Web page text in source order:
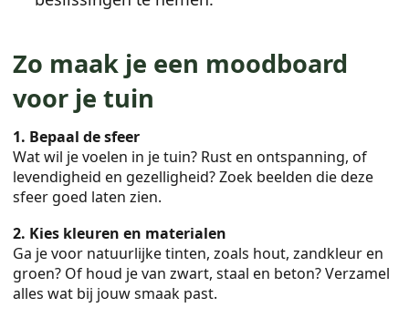
Zo maak je een moodboard
voor je tuin
1. Bepaal de sfeer
Wat wil je voelen in je tuin? Rust en ontspanning, of
levendigheid en gezelligheid? Zoek beelden die deze
sfeer goed laten zien.
2. Kies kleuren en materialen
Ga je voor natuurlijke tinten, zoals hout, zandkleur en
groen? Of houd je van zwart, staal en beton? Verzamel
alles wat bij jouw smaak past.